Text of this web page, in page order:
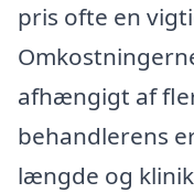
pris ofte en
afhængigt af
behandlerens
længde og